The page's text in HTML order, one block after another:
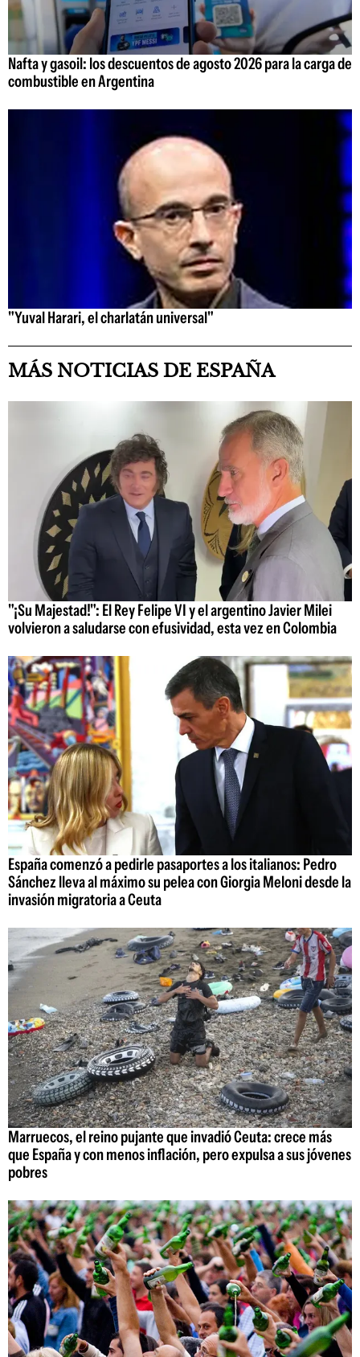
Nafta y gasoil: los descuentos de agosto 2026 para la carga de
combustible en Argentina
"Yuval Harari, el charlatán universal"
MÁS NOTICIAS DE ESPAÑA
"¡Su Majestad!": El Rey Felipe VI y el argentino Javier Milei
volvieron a saludarse con efusividad, esta vez en Colombia
España comenzó a pedirle pasaportes a los italianos: Pedro
Sánchez lleva al máximo su pelea con Giorgia Meloni desde la
invasión migratoria a Ceuta
Marruecos, el reino pujante que invadió Ceuta: crece más
que España y con menos inflación, pero expulsa a sus jóvenes
pobres